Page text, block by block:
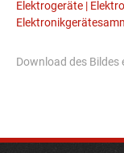
Elektrogeräte |
Download des